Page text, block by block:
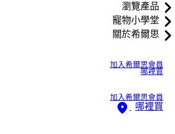
瀏覽產品
寵物小學堂
關於希爾思
加入希爾思會員
哪裡買
加入希爾思會員
哪裡買